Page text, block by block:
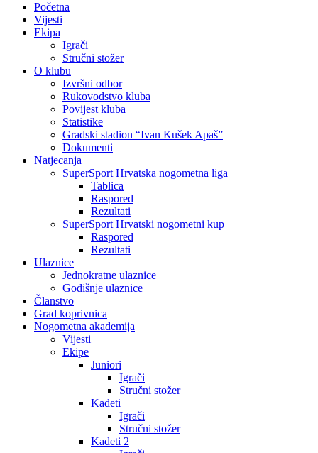
Početna
Vijesti
Ekipa
Igrači
Stručni stožer
O klubu
Izvršni odbor
Rukovodstvo kluba
Povijest kluba
Statistike
Gradski stadion “Ivan Kušek Apaš”
Dokumenti
Natjecanja
SuperSport Hrvatska nogometna liga
Tablica
Raspored
Rezultati
SuperSport Hrvatski nogometni kup
Raspored
Rezultati
Ulaznice
Jednokratne ulaznice
Godišnje ulaznice
Članstvo
Grad koprivnica
Nogometna akademija
Vijesti
Ekipe
Juniori
Igrači
Stručni stožer
Kadeti
Igrači
Stručni stožer
Kadeti 2